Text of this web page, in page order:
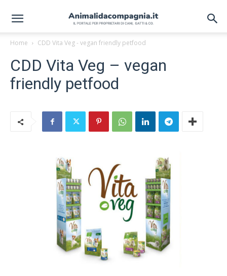
Home CDD Vita Veg - vegan friendly petfood
CDD Vita Veg – vegan
friendly petfood